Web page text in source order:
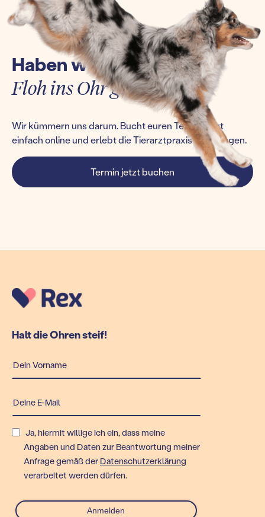
Haben wir euch einen
Floh ins Ohr gesetzt?
Wir kümmern uns darum. Bucht euren Termin jetzt
einfach online und erlebt die Tierarztpraxis von morgen.
Termin jetzt buchen
Halt die Ohren steif!
Ja, hiermit willige ich ein, dass meine
Angaben und Daten zur Beantwortung meiner
Anfrage gemäß der Datenschutzerklärung
verarbeitet werden dürfen.